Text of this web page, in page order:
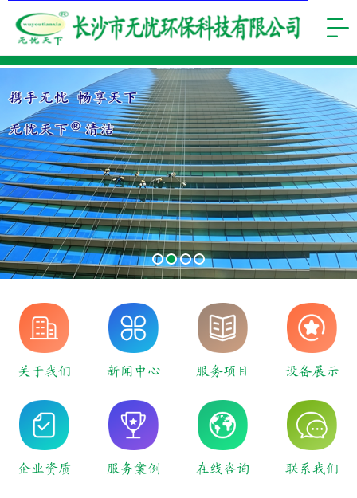
关于我们 新闻中心 服务项目 设备展示
企业资质 服务案例 在线咨询 联系我们